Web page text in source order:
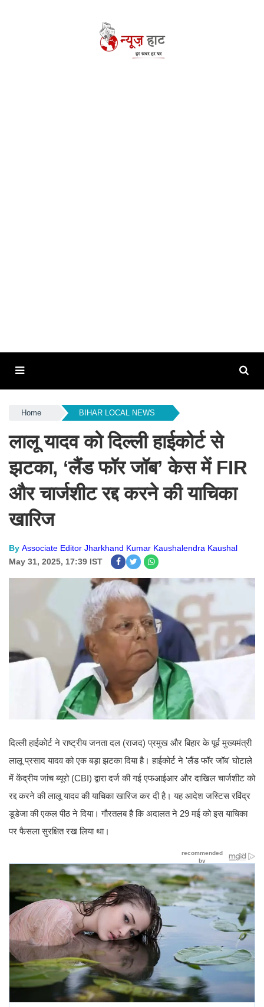
Home BIHAR LOCAL NEWS
लालू यादव को दिल्ली हाईकोर्ट से
झटका, ‘लैंड फॉर जॉब’ केस में FIR
और चार्जशीट रद्द करने की याचिका
खारिज
By Associate Editor Jharkhand Kumar Kaushalendra Kaushal
May 31, 2025, 17:39 IST
दिल्ली हाईकोर्ट ने राष्ट्रीय जनता दल (राजद) प्रमुख और बिहार के पूर्व मुख्यमंत्री
लालू प्रसाद यादव को एक बड़ा झटका दिया है। हाईकोर्ट ने 'लैंड फॉर जॉब' घोटाले
में केंद्रीय जांच ब्यूरो (CBI) द्वारा दर्ज की गई एफआईआर और दाखिल चार्जशीट को
रद्द करने की लालू यादव की याचिका खारिज कर दी है। यह आदेश जस्टिस रविंद्र
डूडेजा की एकल पीठ ने दिया। गौरतलब है कि अदालत ने 29 मई को इस याचिका
पर फैसला सुरक्षित रख लिया था।